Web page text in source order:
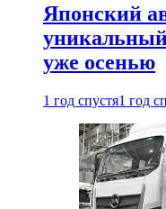
Японский
уже осенью
1 год спустя1 год